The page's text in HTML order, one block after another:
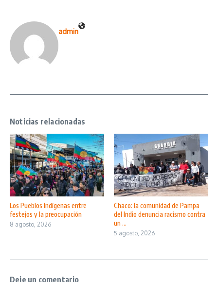
admin
Noticias relacionadas
Los Pueblos Indígenas entre
festejos y la preocupación
8 agosto, 2026
Chaco: la comunidad de Pampa
del Indio denuncia racismo contra
un ...
5 agosto, 2026
Deje un comentario